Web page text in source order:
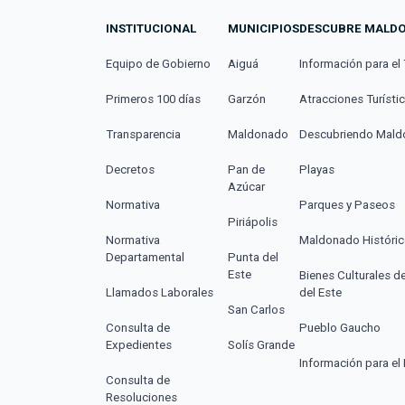
INSTITUCIONAL
Equipo de Gobierno
Primeros 100 días
Transparencia
Decretos
Normativa
Normativa
Departamental
Llamados Laborales
Consulta de
Expedientes
Consulta de
Resoluciones
MUNICIPIOS
Aiguá
Garzón
Maldonado
Pan de
Azúcar
Piriápolis
Punta del
Este
San Carlos
Solís Grande
DESCUBRE
Información para el
Atracciones
Descubriendo
Playas
Parques y Paseos
Maldonado
Bienes Culturales
del Este
Pueblo Gaucho
Información para el